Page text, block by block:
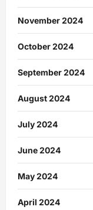
November 2024
October 2024
September 2024
August 2024
July 2024
June 2024
May 2024
April 2024